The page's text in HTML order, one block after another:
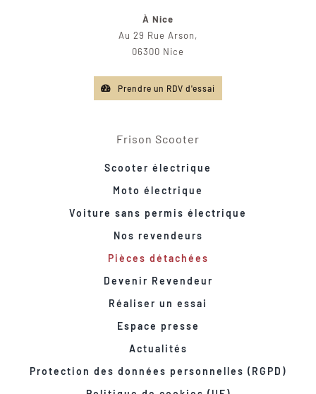
À Nice
Au 29 Rue Arson,
06300 Nice
Prendre un RDV d'essai
Frison Scooter
Scooter électrique
Moto électrique
Voiture sans permis électrique
Nos revendeurs
Pièces détachées
Devenir Revendeur
Réaliser un essai
Espace presse
Actualités
Protection des données personnelles (RGPD)